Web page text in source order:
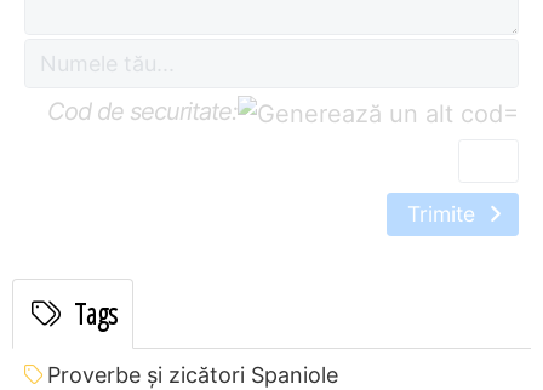
Cod de securitate: =
Trimite
Tags
Proverbe și zicători Spaniole